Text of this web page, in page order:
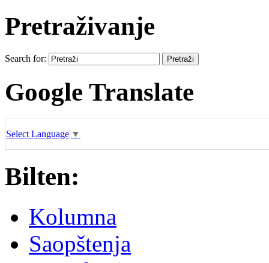
Pretraživanje
Search for:
Google Translate
Select Language ▼
Bilten:
Kolumna
Saopštenja